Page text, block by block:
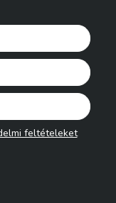
feltételeket